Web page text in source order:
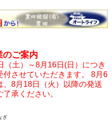
のご案内
（土）～8月16日(日）につき
付させていただきます。 8月6
、8月18日（火）以降の発送
承ください。
ぎ